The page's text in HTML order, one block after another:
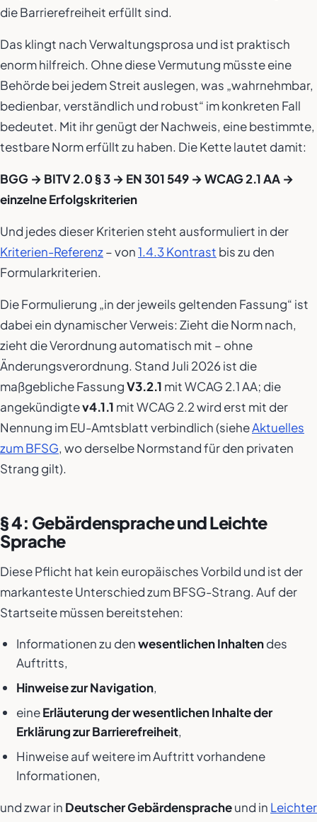
die Barrierefreiheit erfüllt sind.
Das klingt nach Verwaltungsprosa und ist praktisch
enorm hilfreich. Ohne diese Vermutung müsste eine
Behörde bei jedem Streit auslegen, was „wahrnehmbar,
bedienbar, verständlich und robust“ im konkreten Fall
bedeutet. Mit ihr genügt der Nachweis, eine bestimmte,
testbare Norm erfüllt zu haben. Die Kette lautet damit:
BGG → BITV 2.0 § 3 → EN 301 549 → WCAG 2.1 AA →
einzelne Erfolgskriterien
Und jedes dieser Kriterien steht ausformuliert in der
Kriterien-Referenz– von1.4.3 Kontrast bis zu den
Formularkriterien.
Die Formulierung „in der jeweils geltenden Fassung“ ist
dabei ein dynamischer Verweis: Zieht die Norm nach,
zieht die Verordnung automatisch mit – ohne
Änderungsverordnung. Stand Juli 2026 ist die
maßgebliche FassungV3.2.1 mit WCAG 2.1 AA; die
angekündigtev4.1.1 mit WCAG 2.2 wird erst mit der
Nennung im EU-Amtsblatt verbindlich (sieheAktuelles
zum BFSG, wo derselbe Normstand für den privaten
Strang gilt).
§ 4: Gebärdensprache und Leichte
Sprache
Diese Pflicht hat kein europäisches Vorbild und ist der
markanteste Unterschied zum BFSG-Strang. Auf der
Startseite müssen bereitstehen:
Informationen zu denwesentlichen Inhaltendes
Auftritts,
Hinweise zur Navigation,
eineErläuterung der wesentlichen Inhalte der
Erklärung zur Barrierefreiheit,
Hinweise auf weitere im Auftritt vorhandene
Informationen,
und zwar in Deutscher Gebärdenspracheund in Leichter